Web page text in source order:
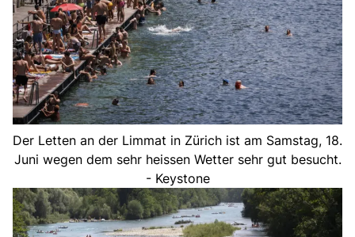
Der Letten an der Limmat in Zürich ist am Samstag, 18.
Juni wegen dem sehr heissen Wetter sehr gut besucht.
- Keystone